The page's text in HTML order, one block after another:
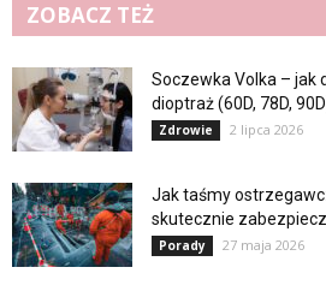
ZOBACZ TEŻ
Soczewka Volka – jak
dioptraż (60D, 78D,
Zdrowie 2 lipca 2026
Jak taśmy
skutecznie
Porady 27 maja 2026